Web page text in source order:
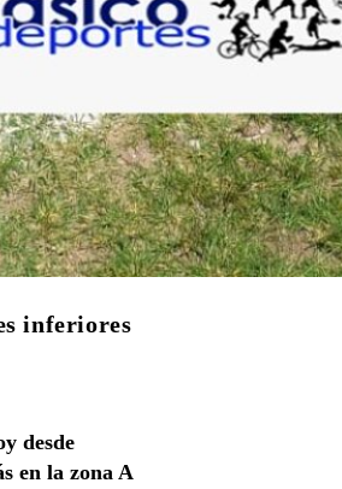
inferiores
desde
en la zona A